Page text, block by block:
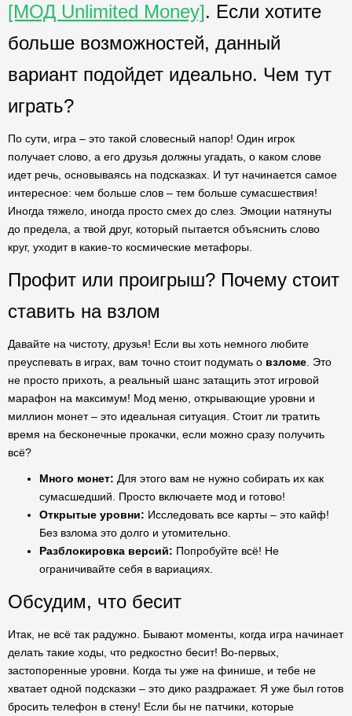
[МОД Unlimited Money]. Если хотите
больше возможностей, данный
вариант подойдет идеально. Чем тут
играть?
По сути, игра – это такой словесный напор! Один игрок
получает слово, а его друзья должны угадать, о каком слове
идет речь, основываясь на подсказках. И тут начинается самое
интересное: чем больше слов – тем больше сумасшествия!
Иногда тяжело, иногда просто смех до слез. Эмоции натянуты
до предела, а твой друг, который пытается объяснить слово
круг, уходит в какие-то космические метафоры.
Профит или проигрыш? Почему стоит
ставить на взлом
Давайте на чистоту, друзья! Если вы хоть немного любите
преуспевать в играх, вам точно стоит подумать о взломе . Это
не просто прихоть, а реальный шанс затащить этот игровой
марафон на максимум! Мод меню, открывающие уровни и
миллион монет – это идеальная ситуация. Стоит ли тратить
время на бесконечные прокачки, если можно сразу получить
всё?
Много монет: Для этого вам не нужно собирать их как
сумасшедший. Просто включаете мод и готово!
Открытые уровни: Исследовать все карты – это кайф!
Без взлома это долго и утомительно.
Разблокировка версий: Попробуйте всё! Не
ограничивайте себя в вариациях.
Обсудим, что бесит
Итак, не всё так радужно. Бывают моменты, когда игра начинает
делать такие ходы, что редкостно бесит! Во-первых,
застопоренные уровни. Когда ты уже на финише, и тебе не
хватает одной подсказки – это дико раздражает. Я уже был готов
бросить телефон в стену! Если бы не патчики, которые